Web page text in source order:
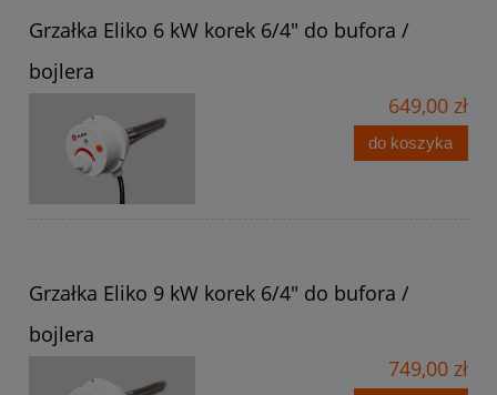
Grzałka Eliko 6 kW korek 6/4" do bufora /
bojlera
649,00 zł
do koszyka
Grzałka Eliko 9 kW korek 6/4" do bufora /
bojlera
749,00 zł